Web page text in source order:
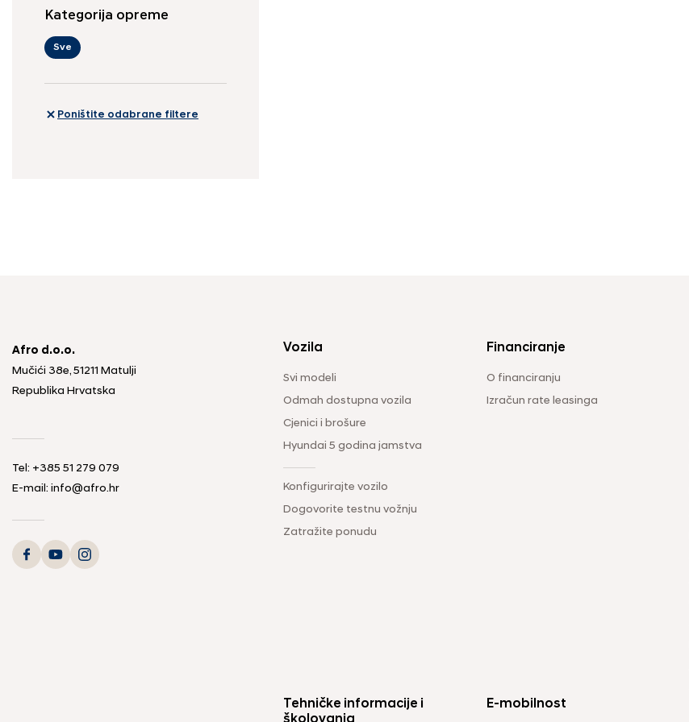
Kategorija opreme
Sve
Poništite odabrane filtere
Afro d.o.o.
Mučići 38e, 51211 Matulji
Republika Hrvatska
Tel: +385 51 279 079
E-mail: info@afro.hr
Vozila
Svi modeli
Odmah dostupna vozila
Cjenici i brošure
Hyundai 5 godina jamstva
Konfigurirajte vozilo
Dogovorite testnu vožnju
Zatražite ponudu
Financiranje
O financiranju
Izračun rate leasinga
Tehničke informacije i
E-mobilnost